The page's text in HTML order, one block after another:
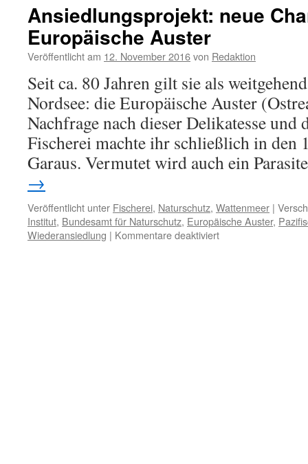
Schlauchalge
vemehrte
üppig
vor
Ansiedlungsprojekt: neue
Europäische Auster
Veröffentlicht am 12. November 2016von Redaktion
Seit ca. 80 Jahren gilt sie als
Nordsee: die Europäische Auster
Nachfrage nach dieser Delikatesse und
Fischerei machte ihr schließlich in den
Garaus. Vermutet wird auch ein
→
Veröffentlicht unter Fischerei, Naturschutz, Wattenmeer |
Institut, Bundesamt für Naturschutz, Europäische Auster,
Wiederansiedlung | Kommentare deaktiviertfür